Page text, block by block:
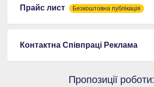
Прайс лист Безкоштовна публікація
Контактна Співпраці Реклама
Пропозиції роботи: